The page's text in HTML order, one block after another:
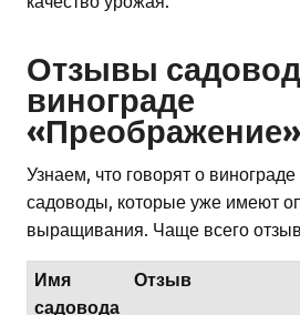
Отзывы
винограде
«Преображение»
Узнаем, что говорят о
садоводы, которые уже имеют
выращивания. Чаще всего
Имя
садовода
Отзыв